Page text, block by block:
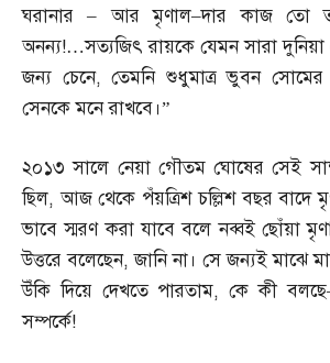
ঘরানার–আর মৃণাল–দার কাজ তো
অনন্য!…সত্যজিৎ রায়কে যেমন সারা
জন্য চেনে, তেমনি শুধুমাত্র ভুবন
সেনকে মনে রাখবে।”
২০১৩ সালে নেয়া গৌতম ঘোষের সেই
ছিল,আজ থেকে পঁয়ত্রিশ চল্লিশ বছর বাদে
ভাবে স্মরণ করা যাবে বলে নব্বই ছোঁয়া
উত্তরে বলেছেন,জানি না। সে জন্যই মাঝে
উঁকি দিয়ে দেখতে পারতাম, কে কী বলছে
সম্পর্কে!